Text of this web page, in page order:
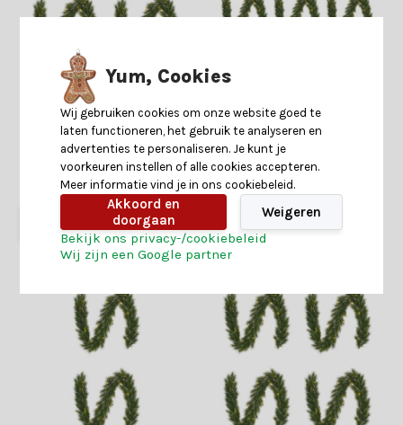
Glendon kerstguirlande set
van 4 | groen met bevroren
details & LED lampjes |
180cm
Shop is gesloten
49,-
Glendon kerstguirlande set
details & LED lampjes |
180cm
Shop is gesloten
189,- 79,-
Yum, Cookies
Wij gebruiken cookies om onze website goed te
laten functioneren, het gebruik te analyseren en
advertenties te personaliseren. Je kunt je
voorkeuren instellen of alle cookies accepteren.
Meer informatie vind je in ons cookiebeleid.
Akkoord en
doorgaan
Weigeren
Bekijk ons privacy-/cookiebeleid
Wij zijn een Google partner